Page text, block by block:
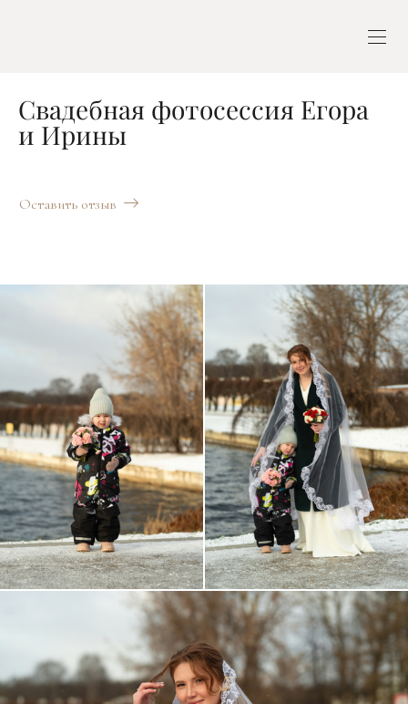
Свадебная фотосессия Егора
и Ирины
Оставить отзыв